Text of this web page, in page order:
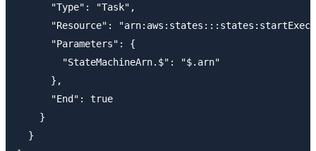
      "Type": "Task",
"Resource":
      "Parameters": {
        "StateMachineArn.$": "$.arn"
      },
      "End": true
    }
  }